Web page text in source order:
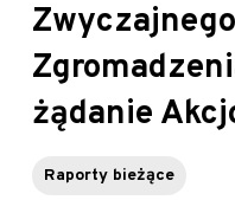
żądanie
Raporty bieżące